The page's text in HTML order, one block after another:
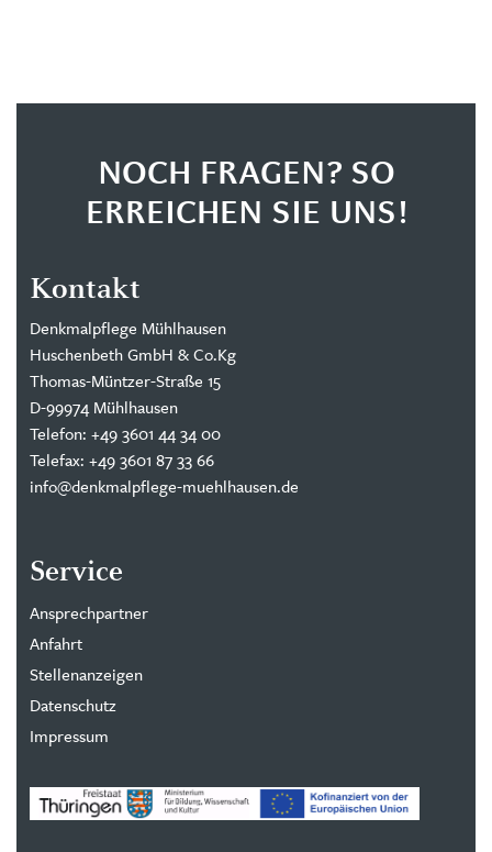
NOCH FRAGEN? SO
ERREICHEN SIE UNS!
Kontakt
Denkmalpflege Mühlhausen
Huschenbeth GmbH & Co.Kg
Thomas-Müntzer-Straße 15
D-99974 Mühlhausen
Telefon: +49 3601 44 34 00
Telefax: +49 3601 87 33 66
info@denkmalpflege-muehlhausen.de
Service
Ansprechpartner
Anfahrt
Stellenanzeigen
Datenschutz
Impressum